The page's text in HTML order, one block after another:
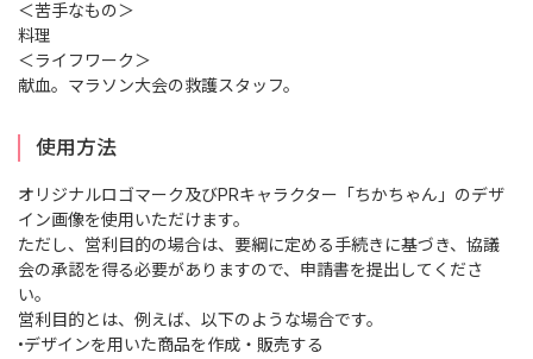
＜苦手なもの＞
料理
＜ライフワーク＞
献血。マラソン大会の救護スタッフ。
使用方法
オリジナルロゴマーク及びPRキャラクター「ちかちゃん」のデザ
イン画像を使用いただけます。
ただし、営利目的の場合は、要綱に定める手続きに基づき、協議
会の承認を得る必要がありますので、申請書を提出してくださ
い。
営利目的とは、例えば、以下のような場合です。
•デザインを用いた商品を作成・販売する